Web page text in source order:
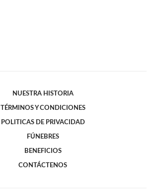
NUESTRA HISTORIA
TÉRMINOS Y CONDICIONES
POLITICAS DE PRIVACIDAD
FÚNEBRES
BENEFICIOS
CONTÁCTENOS